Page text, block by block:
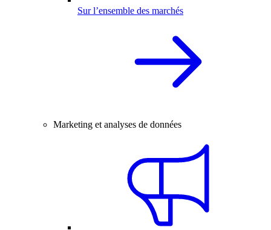
Sur l’ensemble des marchés
Marketing et analyses de données